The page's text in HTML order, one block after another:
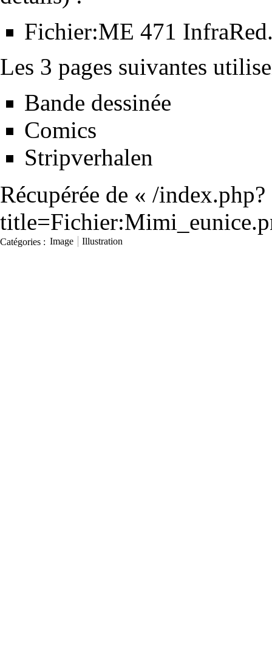
Fichier:ME 471
Les 3 pages suivantes
Bande dessinée
Comics
Stripverhalen
Récupérée de « /index.php?
Catégories : Image Illustration